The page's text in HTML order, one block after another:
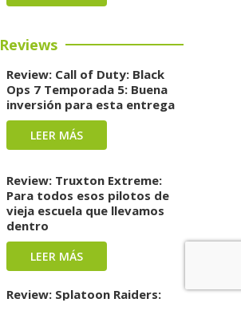
Reviews
Review: Call of Duty: Black
Ops 7 Temporada 5: Buena
inversión para esta entrega
LEER MÁS
Review: Truxton Extreme:
Para todos esos pilotos de
vieja escuela que llevamos
dentro
LEER MÁS
Review: Splatoon Raiders: